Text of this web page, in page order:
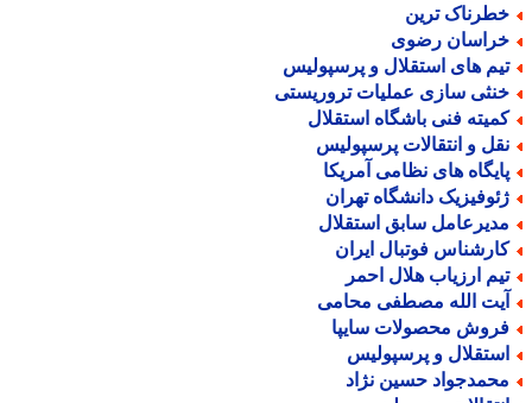
ترین
رضوی
های استقلال و پرسپولیس
سازی عملیات تروریستی
فنی باشگاه استقلال
و انتقالات پرسپولیس
های نظامی آمریکا
دانشگاه تهران
سابق استقلال
فوتبال ایران
ارزیاب هلال احمر
الله مصطفی محامی
محصولات سایپا
و پرسپولیس
حسین نژاد